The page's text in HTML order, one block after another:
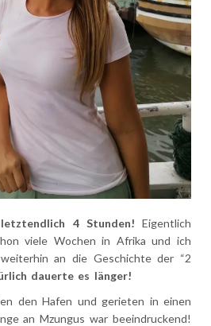
4 Stunden! Eigentlich
viele Wochen in Afrika und ich
an die Geschichte der “2
dauerte es länger!
den Hafen und gerieten in einen
an Mzungus war beeindruckend!